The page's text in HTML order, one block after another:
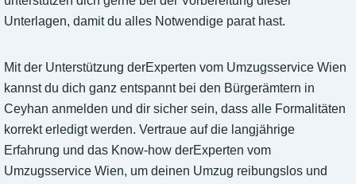
Unterlagen, damit du alles Notwendige parat hast.
Mit der Unterstützung derExperten vom Umzugsservice Wien
kannst du dich ganz entspannt bei den Bürgerämtern in
Ceyhan anmelden und dir sicher sein, dass alle Formalitäten
korrekt erledigt werden. Vertraue auf die langjährige
Erfahrung und das Know-how derExperten vom
Umzugsservice Wien, um deinen Umzug reibungslos und